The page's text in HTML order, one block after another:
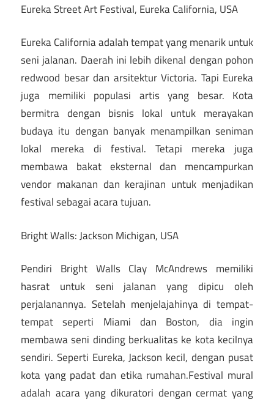
Eureka Street Art Festival, Eureka California, USA
Eureka California adalah tempat yang menarik untuk
seni jalanan. Daerah ini lebih dikenal dengan pohon
redwood besar dan arsitektur Victoria. Tapi Eureka
juga memiliki populasi artis yang besar. Kota
bermitra dengan bisnis lokal untuk merayakan
budaya itu dengan banyak menampilkan seniman
lokal mereka di festival. Tetapi mereka juga
membawa bakat eksternal dan mencampurkan
vendor makanan dan kerajinan untuk menjadikan
festival sebagai acara tujuan.
Bright Walls: Jackson Michigan, USA
Pendiri Bright Walls Clay McAndrews memiliki
hasrat untuk seni jalanan yang dipicu oleh
perjalanannya. Setelah menjelajahinya di tempat-
tempat seperti Miami dan Boston, dia ingin
membawa seni dinding berkualitas ke kota kecilnya
sendiri. Seperti Eureka, Jackson kecil, dengan pusat
kota yang padat dan etika rumahan.Festival mural
adalah acara yang dikuratori dengan cermat yang